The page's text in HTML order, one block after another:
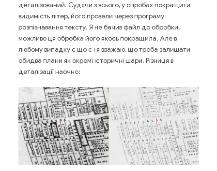
деталізований. Судячи з всього, у спробах покращити
видимість літер, його провели через програму
розпізнавання тексту. Я не бачив файл до обробки,
можливо ця обробка його якось покращила. Але в
любому випадку є що є і я вважаю, що треба залишати
обидва плани як окремі історичні шари. Різниця в
деталізації наочно: